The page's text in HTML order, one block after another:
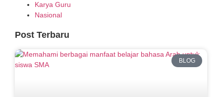
Karya Guru
Nasional
Post Terbaru
BLOG